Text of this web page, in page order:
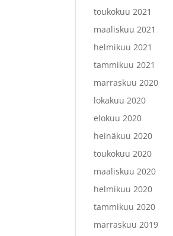
toukokuu 2021
maaliskuu 2021
helmikuu 2021
tammikuu 2021
marraskuu 2020
lokakuu 2020
elokuu 2020
heinäkuu 2020
toukokuu 2020
maaliskuu 2020
helmikuu 2020
tammikuu 2020
marraskuu 2019